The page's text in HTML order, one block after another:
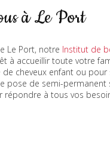
à Le Port
Le Port, notre Institut de
à accueillir toute votre
cheveux enfant ou pour
pose de semi-permanent
répondre à tous vos